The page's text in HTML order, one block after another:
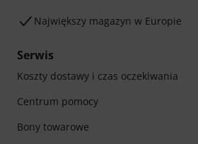
Największy magazyn w Europie
Serwis
Koszty dostawy i czas oczekiwania
Centrum pomocy
Bony towarowe